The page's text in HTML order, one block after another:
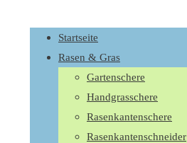
ButtonStartseite
Rasen & Gras
Gartenschere
Handgrasschere
Rasenkantenschere
Rasenkantenschneider